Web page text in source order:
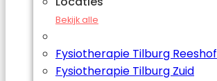
Bekijk alle
Fysiotherapie Tilburg Reeshof
Fysiotherapie Tilburg Zuid